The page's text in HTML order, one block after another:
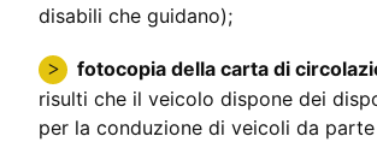
disabili che guidano);
fotocopia della carta di
risulti che il veicolo dispone dei
per la conduzione di veicoli da